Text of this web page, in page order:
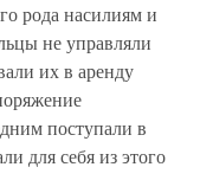
рода насилиям и
не управляли
их в аренду
поступали в
для себя из этого